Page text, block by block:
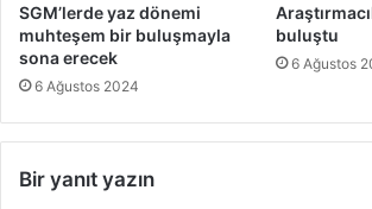
SGM’lerde yaz dönemi
muhteşem bir buluşmayla
sona erecek
6 Ağustos 2024
buluştu
6 Ağustos
Bir yanıt yazın